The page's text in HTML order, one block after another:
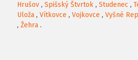
Hrušov , Spišský Štvrtok , Studenec ,
Uloža , Vítkovce , Vojkovce , Vyšné
, Žehra .